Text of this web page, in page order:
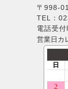
〒998-
TEL：
電話受
営業日カ